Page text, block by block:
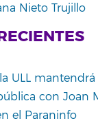
Nieto Trujillo
ULL mantendrá
con Joan
el Paraninfo